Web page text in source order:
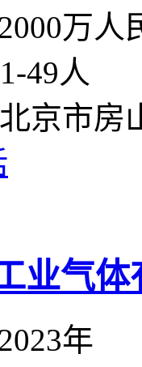
万人
49人
京市房
业气体
年